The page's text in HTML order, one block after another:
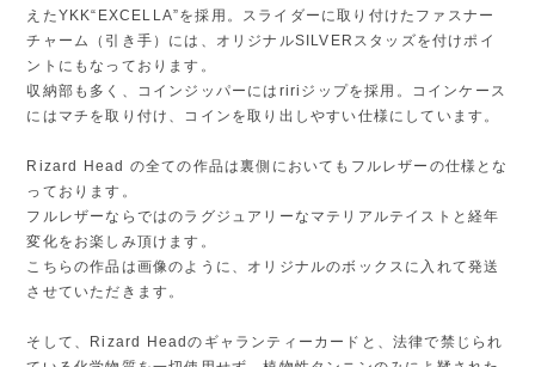
えたYKK“EXCELLA”を採用。スライダーに取り付けたファスナー
チャーム（引き手）には、オリジナルSILVERスタッズを付けポイ
ントにもなっております。
収納部も多く、コインジッパーにはririジップを採用。コインケース
にはマチを取り付け、コインを取り出しやすい仕様にしています。
Rizard Head の全ての作品は裏側においてもフルレザーの仕様とな
っております。
フルレザーならではのラグジュアリーなマテリアルテイストと経年
変化をお楽しみ頂けます。
こちらの作品は画像のように、オリジナルのボックスに入れて発送
させていただきます。
そして、Rizard Headのギャランティーカードと、法律で禁じられ